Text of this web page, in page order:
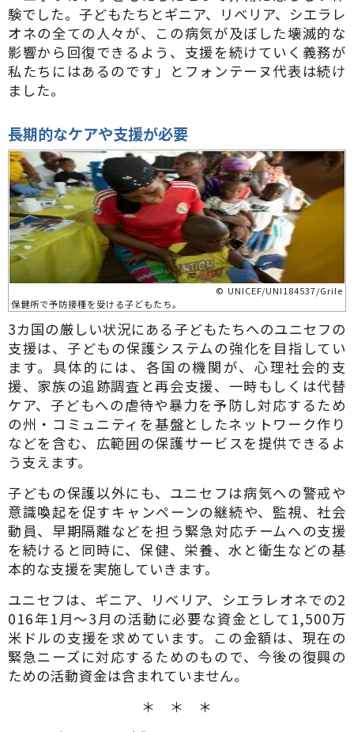
験でした。子どもたちとギニア、リベリア、シエラレ
オネの全ての人々が、この病気が及ぼした壊滅的な
影響から回復できるよう、支援を続けていく義務が
私たちにはあるのです」とフォンテーヌ代表は続け
ました。
長期的なケアや支援が必要
© UNICEF/UNI184537/Grile
保健所で予防接種を受ける子どもたち。
3カ国の厳しい状況にある子どもたちへのユニセフの
支援は、子どもの保護システムの強化を目指してい
ます。具体的には、各国の機関が、心理社会的支
援、家族の追跡調査と再会支援、一時もしくは代替
ケア、子どもへの虐待や暴力を予防し対応するため
の州・コミュニティを基盤としたネットワーク作り
などを含む、広範囲の保護サービスを提供できるよ
う支えます。
子どもの保護以外にも、ユニセフは病気への警戒や
意識喚起を促すキャンペーンの継続や、監視、社会
動員、早期隔離などを担う緊急対応チームへの支援
を続けると同時に、保健、栄養、水と衛生などの基
本的な支援を実施していきます。
ユニセフは、ギニア、リベリア、シエラレオネでの2
016年1月～3月の活動に必要な資金として1,500万
米ドルの支援を求めています。この金額は、現在の
緊急ニーズに対応するためのもので、今後の復興の
ための活動資金は含まれていません。
＊ ＊ ＊